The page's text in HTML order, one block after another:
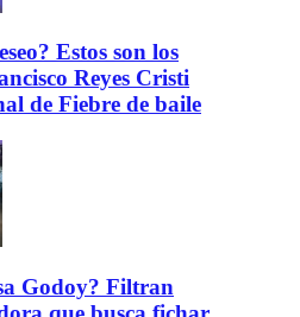
Estos son los
Reyes Cristi
de Fiebre de baile
Godoy? Filtran